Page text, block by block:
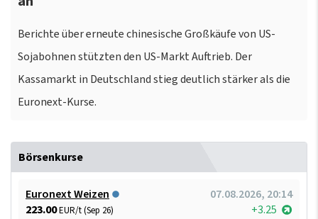
Berichte über erneute chinesische Großkäufe von US-
Sojabohnen stützten den US-Markt Auftrieb. Der
Kassamarkt in Deutschland stieg deutlich stärker als die
Euronext-Kurse.
Börsenkurse
Euronext Weizen
07.08.2026, 20:14
223.00EUR/t (Sep 26) +3.25